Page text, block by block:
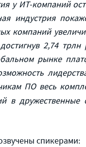
у ИТ-компаний
индустрия
компаний
достигнув2,74 трлн
рынке
ПО весь
в дружественные
спикерами: